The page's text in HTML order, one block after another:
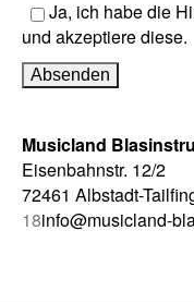
Ja, ich habe die
und akzeptiere diese.
Musicland
Eisenbahnstr. 12/2
72461 Albstadt-
18info@musicland-